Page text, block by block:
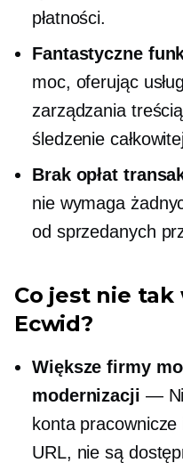
płatności.
Fantastyczne
moc, oferując
zarządzania
śledzenie
Brak opłat
nie wymaga
od sprzedanych
Co jest nie tak
Ecwid?
Większe firmy
modernizacji —
konta
URL, nie są